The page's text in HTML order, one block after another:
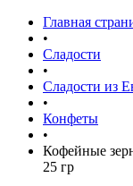
Главная
•
Сладости
•
Сладости из
•
Конфеты
•
Кофейные
25 гр